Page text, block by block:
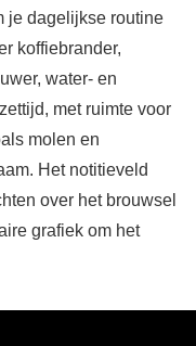
je dagelijkse routine
koffiebrander,
water- en
met ruimte voor
molen en
Het notitieveld
over het brouwsel
grafiek om het